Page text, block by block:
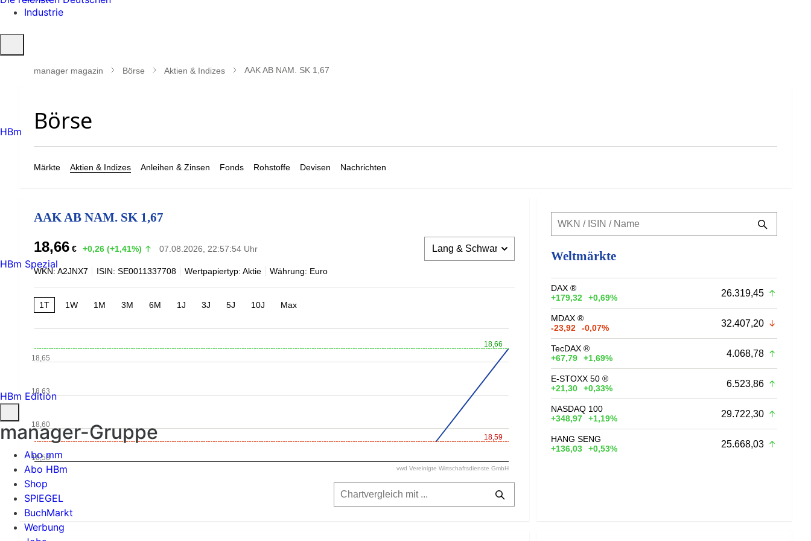
Industrie
öffnen
manager magazin Börse Aktien & Indizes AAK AB NAM. SK 1,67
Märkte Aktien & Indizes Anleihen & Zinsen Fonds Rohstoffe Devisen Nachrichten
AAK AB NAM. SK 1,67
18,66 € +0,26 (+1,41%) 07.08.2026, 22:57:54 Uhr
WKN: A2JNX7 ISIN: SE0011337708 Wertpapiertyp: Aktie Währung: Euro
1T 1W 1M 3M 6M 1J 3J 5J 10J Max
18,66
18,59
18,58
18,60
18,63
18,65
vwd Vereinigte Wirtschaftsdienste GmbH
Weltmärkte
DAX ®
+179,32
+0,69% 26.319,45
MDAX ®
-23,92
-0,07% 32.407,20
TecDAX ®
+67,79
+1,69% 4.068,78
E-STOXX 50 ®
+21,30
+0,33% 6.523,86
NASDAQ 100
+348,97
+1,19% 29.722,30
HANG SENG
+136,03
+0,53% 25.668,03
HBm
HBm Spezial
HBm Edition
manager-Gruppe
Abo mm
Abo HBm
Shop
SPIEGEL
BuchMarkt
Werbung